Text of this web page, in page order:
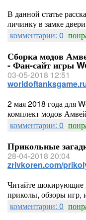
В данной статье
личинку в замке
комментарии: 0
Сборка модов
- Фан-сайт игры
03-05-2018 12:51
2 мая 2018 года для
комплект модов
комментарии: 0
Прикольные
28-04-2018 20:04
zrivkoren.com/
Читайте шокирующие
приколы, обзоры игр,
комментарии: 0